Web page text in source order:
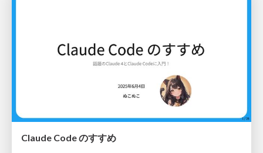
Claude Code のすすめ